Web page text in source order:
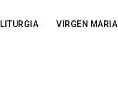
LITURGIA VIRGEN MARIA